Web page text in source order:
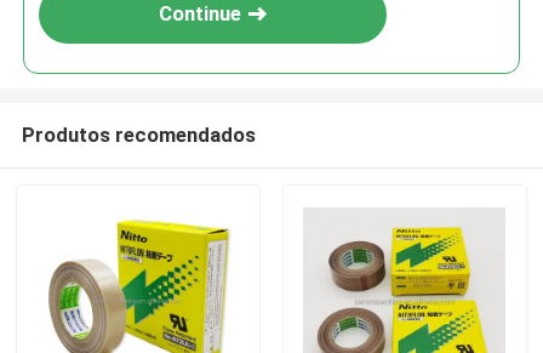
Continue
Produtos recomendados